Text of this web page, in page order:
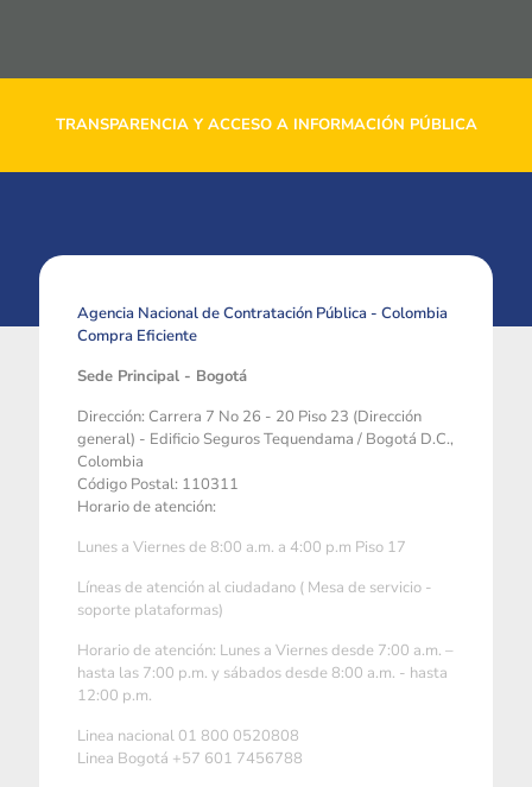
TRANSPARENCIA Y ACCESO A INFORMACIÓN PÚBLICA
Agencia Nacional de Contratación Pública - Colombia
Compra Eficiente
Sede Principal - Bogotá
Dirección: Carrera 7 No 26 - 20 Piso 23 (Dirección
general) - Edificio Seguros Tequendama / Bogotá D.C.,
Colombia
Código Postal: 110311
Horario de atención:
Lunes a Viernes de 8:00 a.m. a 4:00 p.m Piso 17
Líneas de atención al ciudadano ( Mesa de servicio -
soporte plataformas)
Horario de atención: Lunes a Viernes desde 7:00 a.m. –
hasta las 7:00 p.m. y sábados desde 8:00 a.m. - hasta
12:00 p.m.
Linea nacional 01 800 0520808
Linea Bogotá +57 601 7456788